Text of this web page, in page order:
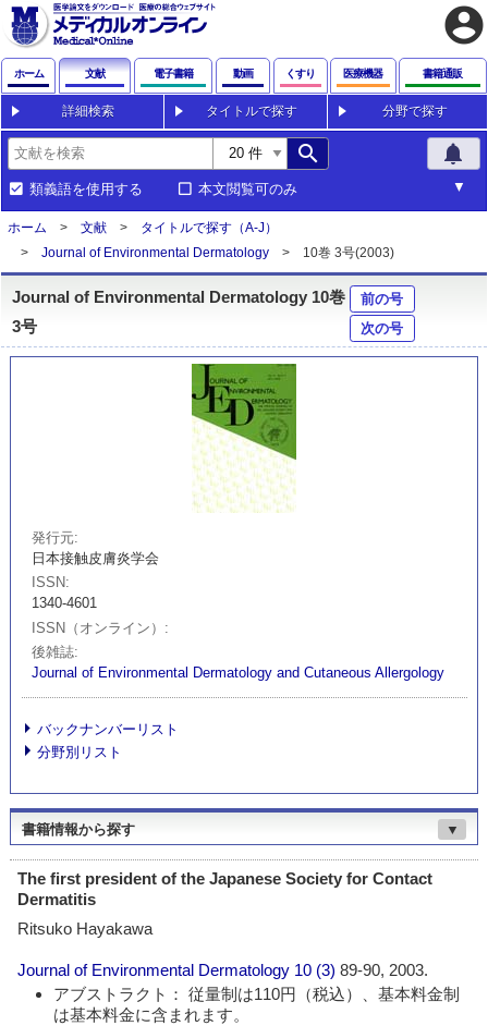
account_circle
ホーム 文献 電子書籍 動画 くすり 医療機器 書籍通販
詳細検索 タイトルで探す 分野で探す
search notifications
類義語を使用する 本文閲覧可のみ
ホーム 文献
タイトルで探す（A-J）
Journal of Environmental Dermatology
10巻 3号(2003)
Journal of Environmental Dermatology 10巻
3号
前の号
次の号
発行元
日本接触皮膚炎学会
ISSN
1340-4601
ISSN（オンライン）
後雑誌
Journal of Environmental Dermatology and Cutaneous Allergology
バックナンバーリスト
分野別リスト
書籍情報から探す ▼
The first president of the Japanese Society for Contact
Dermatitis
Ritsuko Hayakawa
Journal of Environmental Dermatology 10 (3)89-90, 2003.
アブストラクト： 従量制は110円（税込）、基本料金制
は基本料金に含まれます。